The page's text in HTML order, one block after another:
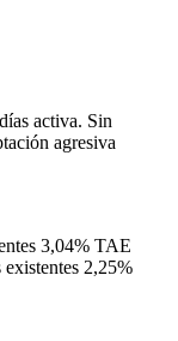
activa. Sin
agresiva
3,04% TAE
2,25%